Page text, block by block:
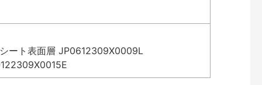
ート表面層 JP0612309X0009L